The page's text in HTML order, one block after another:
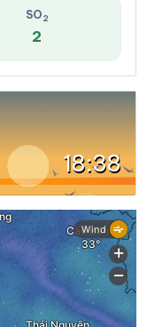
SO2
2
18:38